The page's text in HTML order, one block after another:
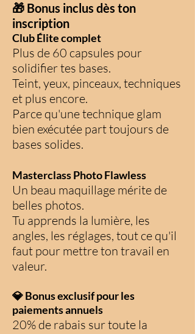
🎁 Bonus inclus dès ton
inscription
Club Élite complet
Plus de 60 capsules pour
solidifier tes bases.
Teint, yeux, pinceaux, techniques
et plus encore.
Parce qu'une technique glam
bien exécutée part toujours de
bases solides.
Masterclass Photo Flawless
Un beau maquillage mérite de
belles photos.
Tu apprends la lumière, les
angles, les réglages, tout ce qu'il
faut pour mettre ton travail en
valeur.
💎 Bonus exclusif pour les
paiements annuels
20% de rabais sur toute la